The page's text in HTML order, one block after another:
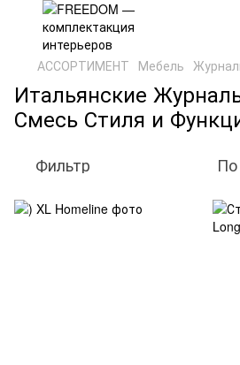
АССОРТИМЕНТ Мебель
Итальянские
Смесь Стиля и
Фильтр